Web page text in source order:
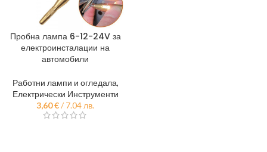
Пробна лампа 6-12-24V за
електроинсталации на
автомобили
Работни лампи и огледала,
Електрически Инструменти
3,60€/ 7.04 лв.